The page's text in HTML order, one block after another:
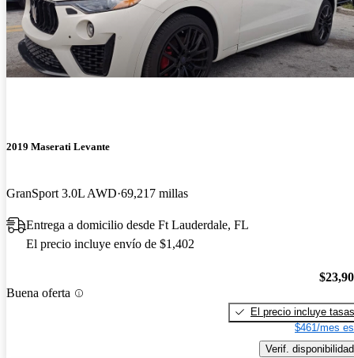
2019 Maserati Levante
GranSport 3.0L AWD 69,217 millas
Entrega a domicilio desde Ft Lauderdale, FL
El precio incluye envío de $1,402
Buena oferta
El precio incluye tasas
$461/mes
Verif. disponibilidad